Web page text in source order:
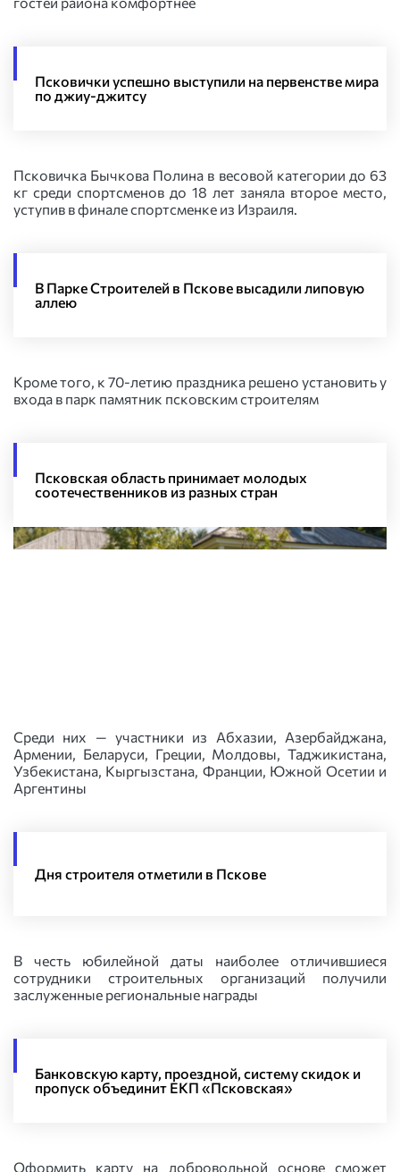
Псковички успешно выступили на первенстве мира
по джиу-джитсу
Псковичка Бычкова Полина в весовой категории до 63
кг среди спортсменов до 18 лет заняла второе место,
уступив в финале спортсменке из Израиля.
В Парке Строителей в Пскове высадили липовую
аллею
Кроме того, к 70-летию праздника решено установить у
входа в парк памятник псковским строителям
Псковская область принимает молодых
соотечественников из разных стран
Среди них — участники из Абхазии, Азербайджана,
Армении, Беларуси, Греции, Молдовы, Таджикистана,
Узбекистана, Кыргызстана, Франции, Южной Осетии и
Аргентины
Дня строителя отметили в Пскове
В честь юбилейной даты наиболее отличившиеся
сотрудники строительных организаций получили
заслуженные региональные награды
Банковскую карту, проездной, систему скидок и
пропуск объединит ЕКП «Псковская»
Оформить карту на добровольной основе сможет